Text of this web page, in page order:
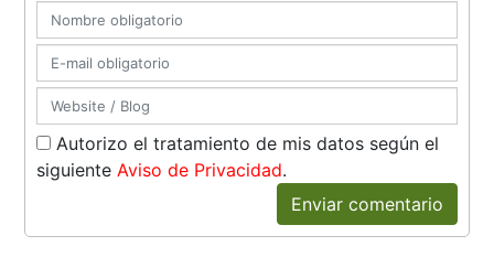
Autorizo el tratamiento de mis datos según el
siguienteAviso de Privacidad.
Enviar comentario